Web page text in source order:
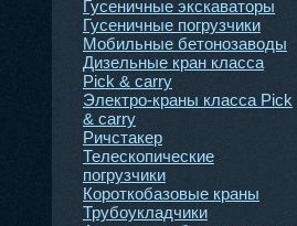
Гусеничные экскаваторы
Гусеничные погрузчики
Мобильные бетонозаводы
Дизельные кран класса
Pick & carry
Электро-краны класса Pick
& carry
Ричстакер
Телескопические
погрузчики
Короткобазовые краны
Трубоукладчики